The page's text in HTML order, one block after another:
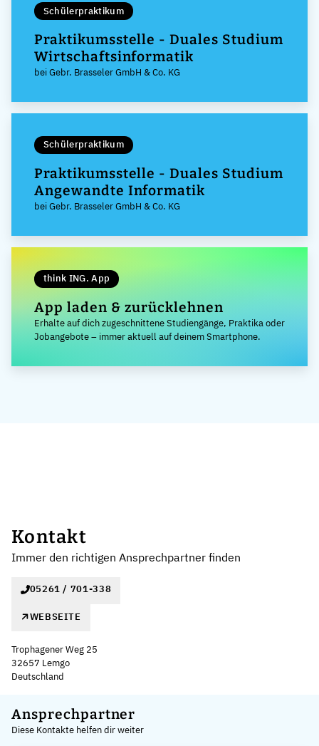
Schülerpraktikum
Praktikumsstelle - Duales Studium
Wirtschaftsinformatik
bei Gebr. Brasseler GmbH & Co. KG
Schülerpraktikum
Praktikumsstelle - Duales Studium
Angewandte Informatik
bei Gebr. Brasseler GmbH & Co. KG
think ING. App
App laden & zurücklehnen
Erhalte auf dich zugeschnittene Studiengänge, Praktika oder
Jobangebote – immer aktuell auf deinem Smartphone.
Kontakt
Immer den richtigen Ansprechpartner finden
05261 / 701-338
WEBSEITE
Trophagener Weg 25
32657 Lemgo
Deutschland
+
−
Ansprechpartner
Diese Kontakte helfen dir weiter